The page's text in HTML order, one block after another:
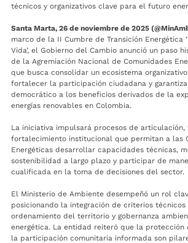
técnicos y organizativos clave para el futuro
Santa Marta, 26 de noviembre de 2025
marco de la II Cumbre de Transición Energética
Vida’, el Gobierno del Cambio anunció un paso
de la Agremiación Nacional de Comunidades
que busca consolidar un ecosistema
fortalecer la participación ciudadana y
democrático a los beneficios derivados de la
energías renovables en Colombia.
La iniciativa impulsará procesos de articulación,
fortalecimiento institucional que permitan a las
Energéticas desarrollar capacidades técnicas,
sostenibilidad a largo plazo y participar de
cualificada en la toma de decisiones del sector.
El Ministerio de Ambiente desempeñó un rol
posicionando la integración de criterios
ordenamiento del territorio y gobernanza
energética. La entidad reiteró que la protección
la participación comunitaria informada son